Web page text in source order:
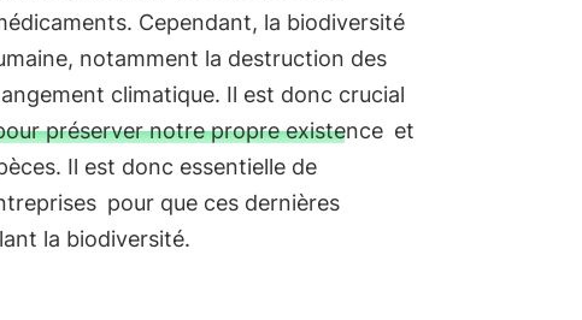
Cependant, la biodiversité
notamment la destruction des
climatique. Il est donc crucial
préserver notre propre existence et
Il est donc essentielle de
pour que ces dernières
la biodiversité.